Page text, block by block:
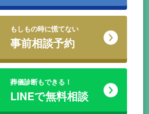
もしもの時に慌てない
事前相談予約
葬儀診断もできる！
LINEで無料相談